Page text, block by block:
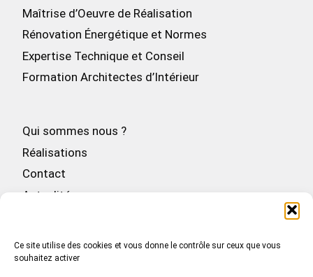
Ce site utilise des cookies et vous donne le contrôle sur ceux que vous
souhaitez activer
Maîtrise d’Oeuvre de Réalisation
Rénovation Énergétique et Normes
Expertise Technique et Conseil
Formation Architectes d’Intérieur
Qui sommes nous ?
Réalisations
Contact
Actualités
Mentions légales